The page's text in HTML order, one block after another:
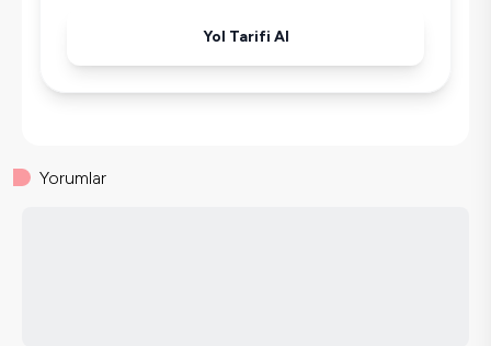
Yol Tarifi Al
Yorumlar